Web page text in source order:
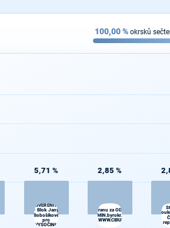
100,00% okrsků
5,71 %
SUVERENITA
- Blok Jany
Bobošíkové
pro
VYSOČINU
2,85 %
Volte Pravý Blok-stranu za ODVOLAT.polit.,NÍZKÉ
daně,VYROVN.rozp.,MIN.byrokr.,SPRAV.just.,PŘÍMOU
demokr. WWW.CIBULKA.NET